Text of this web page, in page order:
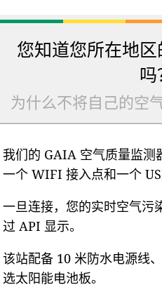
您知道您所在地
吗
为什么不将自己的空
我们的 GAIA 空气质量监测
一个 WIFI 接入点和一个
一旦连接，您的实时空气污
过 API 显示。
该站配备 10 米防水电源线
选太阳能电池板。